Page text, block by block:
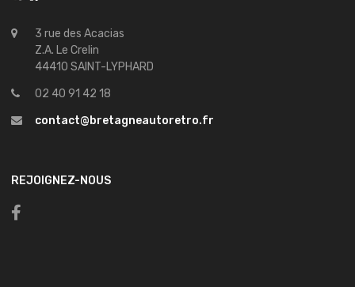
3 rue des Acacias
Z.A. Le Crelin
44410 SAINT-LYPHARD
02 40 91 42 18
contact@bretagneautoretro.fr
REJOIGNEZ-NOUS